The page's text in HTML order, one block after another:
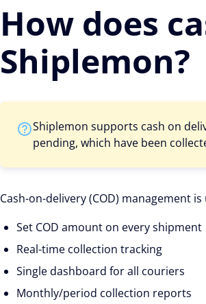
How does
Shiplemon?
Shiplemon supports cash on
pending, which have been
Cash-on-delivery (COD) management
Set COD amount on every shipment
Real-time collection tracking
Single dashboard for all couriers
Monthly/period collection reports